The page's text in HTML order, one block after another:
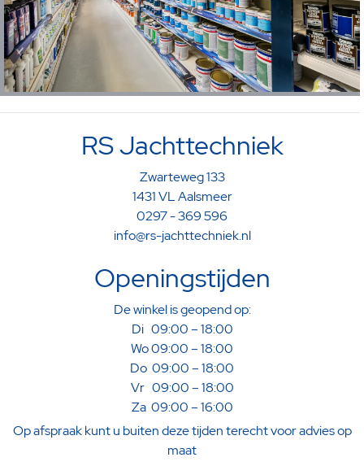
RS Jachttechniek
Zwarteweg 133
1431 VL Aalsmeer
0297 - 369 596
info@rs-jachttechniek.nl
Openingstijden
De winkel is geopend op:
Di 09:00 – 18:00
Wo 09:00 – 18:00
Do 09:00 – 18:00
Vr 09:00 – 18:00
Za 09:00 – 16:00
Op afspraak kunt u buiten deze tijden terecht voor advies op
maat